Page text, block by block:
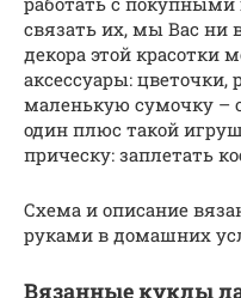
связать их, мы Вас ни
декора этой красотки
аксессуары: цветочки,
маленькую сумочку –
один плюс такой
прическу: заплетать
Схема и описание
руками в домашних
Вязанные куклы